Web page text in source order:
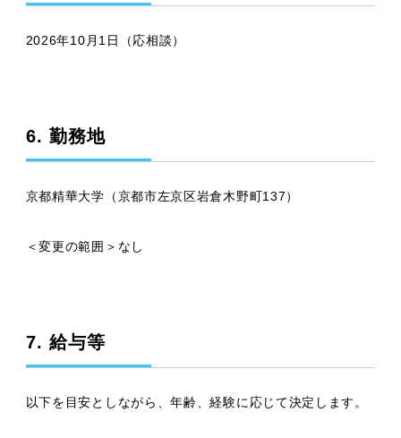
2026年10月1日（応相談）
6. 勤務地
京都精華大学（京都市左京区岩倉木野町137）
＜変更の範囲＞なし
7. 給与等
以下を目安としながら、年齢、経験に応じて決定します。